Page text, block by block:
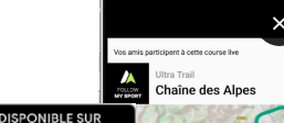
Dénivelé Moyen/
Décembre/ courses